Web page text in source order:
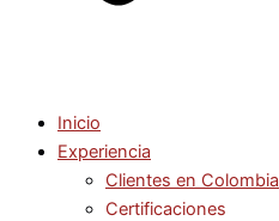
Inicio
Experiencia
Clientes en Colombia
Certificaciones